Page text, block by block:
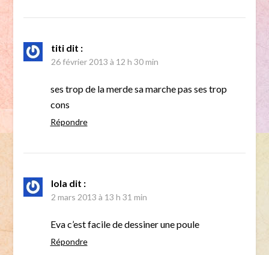
titi dit :
26 février 2013 à 12 h 30 min
ses trop de la merde sa marche pas ses trop
cons
Répondre
lola dit :
2 mars 2013 à 13 h 31 min
Eva c’est facile de dessiner une poule
Répondre